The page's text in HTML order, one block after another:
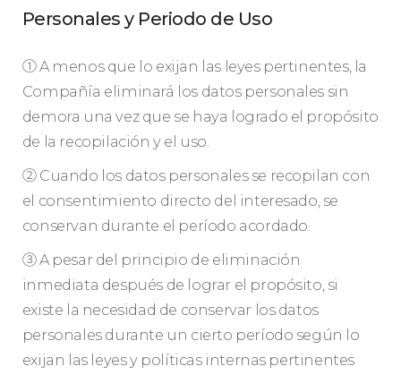
Personales y Periodo de Uso
① A menos que lo exijan las leyes pertinentes, la
Compañía eliminará los datos personales sin
demora una vez que se haya logrado el propósito
de la recopilación y el uso.
② Cuando los datos personales se recopilan con
el consentimiento directo del interesado, se
conservan durante el período acordado.
③ A pesar del principio de eliminación
inmediata después de lograr el propósito, si
existe la necesidad de conservar los datos
personales durante un cierto período según lo
exijan las leyes y políticas internas pertinentes